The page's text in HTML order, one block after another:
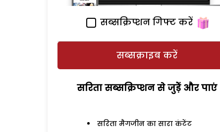
सब्सक्रिप्शन गिफ्ट करें
सब्सक्राइब करें
सरिता सब्सक्रिप्शन से जुड़ेें और पाएं
सरिता मैगजीन का सारा कंटेंट